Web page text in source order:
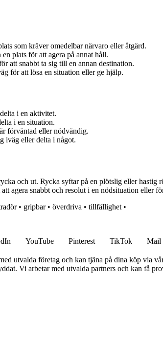
som kräver omedelbar närvaro eller åtgärd.
plats för att agera på annat håll.
att snabbt ta sig till en annan destination.
för att lösa en situation eller ge hjälp.
i en aktivitet.
i en situation.
förväntad eller nödvändig.
iväg eller delta i något.
och ut. Rycka syftar på en plötslig eller
agera snabbt och resolut i en nödsituation eller
• gripbar• överdriva • tillfällighet •
YouTube Pinterest TikTok Mail
utvalda företag och kan tjäna på dina köp via
Vi arbetar med utvalda partners och kan få